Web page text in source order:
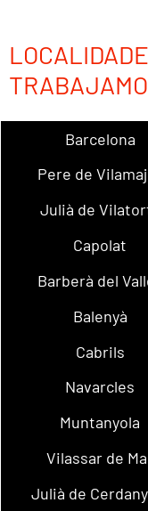
Barcelona
Pere de
Julià de
Capolat
Barberà del
Balenyà
Cabrils
Navarcles
Muntanyola
Vilassar de
Julià de